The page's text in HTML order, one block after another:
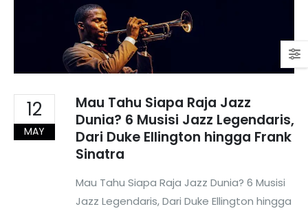
12
MAY
Mau Tahu Siapa Raja Jazz
Dunia? 6 Musisi Jazz Legendaris,
Dari Duke Ellington hingga Frank
Sinatra
Mau Tahu Siapa Raja Jazz Dunia? 6 Musisi
Jazz Legendaris, Dari Duke Ellington hingga